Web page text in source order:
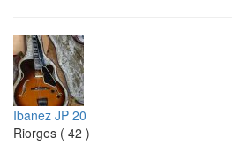
Ibanez JP 20
Riorges ( 42 )